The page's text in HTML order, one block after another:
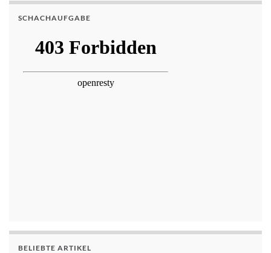
SCHACHAUFGABE
BELIEBTE ARTIKEL